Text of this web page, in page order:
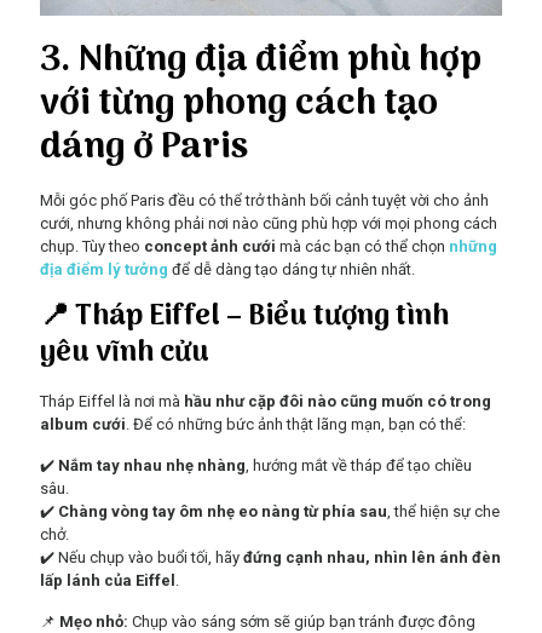
3. Những địa điểm phù hợp
với từng phong cách tạo
dáng ở Paris
Mỗi góc phố Paris đều có thể trở thành bối cảnh tuyệt vời cho ảnh
cưới, nhưng không phải nơi nào cũng phù hợp với mọi phong cách
chụp. Tùy theo concept ảnh cưới mà các bạn có thể chọn những
địa điểm lý tưởng để dễ dàng tạo dáng tự nhiên nhất.
📍 Tháp Eiffel – Biểu tượng tình
yêu vĩnh cửu
Tháp Eiffel là nơi mà hầu như cặp đôi nào cũng muốn có trong
album cưới. Để có những bức ảnh thật lãng mạn, bạn có thể:
✔️ Nắm tay nhau nhẹ nhàng, hướng mắt về tháp để tạo chiều
sâu.
✔️ Chàng vòng tay ôm nhẹ eo nàng từ phía sau, thể hiện sự che
chở.
✔️ Nếu chụp vào buổi tối, hãy đứng cạnh nhau, nhìn lên ánh đèn
lấp lánh của Eiffel .
📌 Mẹo nhỏ: Chụp vào sáng sớm sẽ giúp bạn tránh được đông